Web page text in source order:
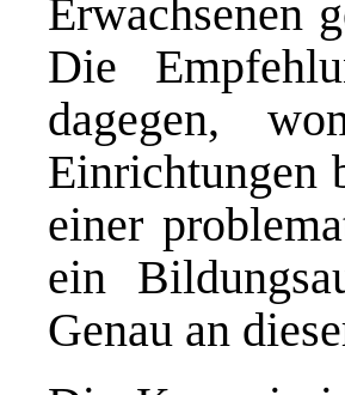
Erwachsenen
Die
dagegen,
Einrichtungen
einer
ein
Genau an